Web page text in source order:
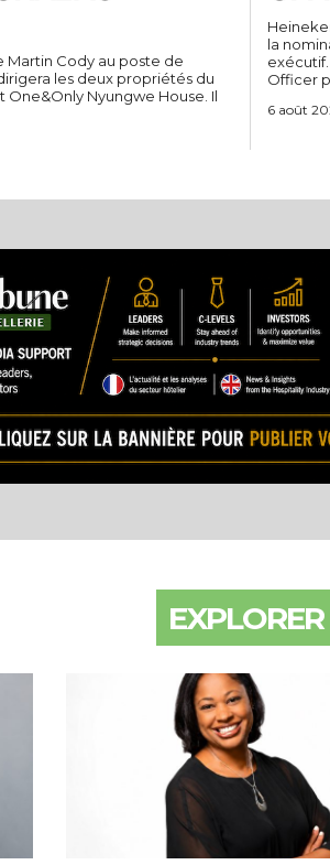
Martin Cody au poste de
les deux propriétés du
One&Only Nyungwe House. Il
la
Officer
6 août
EXPLORER